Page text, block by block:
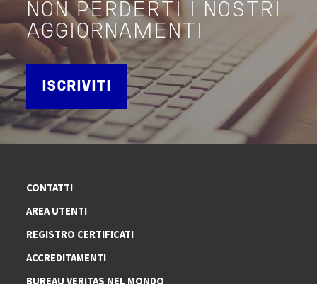
NON PERDERTI I NOSTRI
AGGIORNAMENTI
ISCRIVITI
CONTATTI
AREA UTENTI
REGISTRO CERTIFICATI
ACCREDITAMENTI
BUREAU VERITAS NEL MONDO